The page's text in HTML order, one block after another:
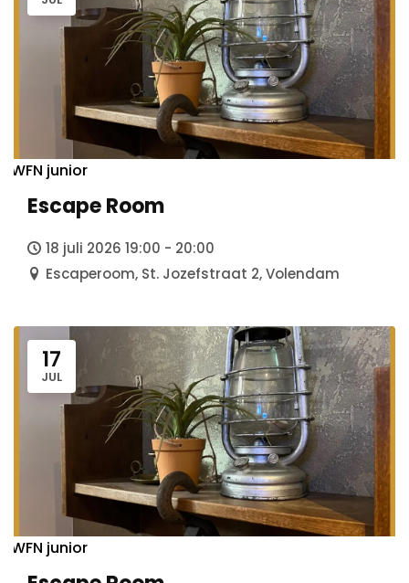
Holidays
Prikkelarme Activiteiten
Over Ons
Doel
Algemeen
Anbi status
Foto- en Videomateriaal
Veelgestelde vragen
WFN junior
Escape Room
18 juli 2026 19:00 - 20:00
Escaperoom, St. Jozefstraat 2, Volendam
17
JUL
WFN junior